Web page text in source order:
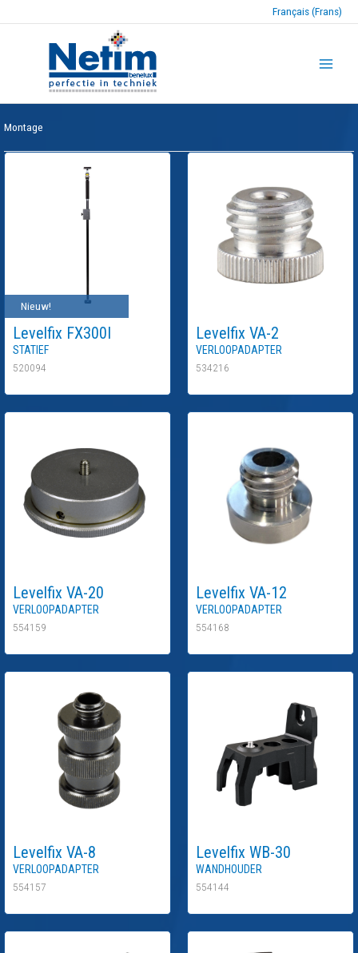
Français (Frans)
Montage
Nieuw!
Levelfix FX300I
Statief
520094
Levelfix VA-2
Verloopadapter
534216
Levelfix VA-20
Verloopadapter
554159
Levelfix VA-12
Verloopadapter
554168
Levelfix VA-8
Verloopadapter
554157
Levelfix WB-30
Wandhouder
554144